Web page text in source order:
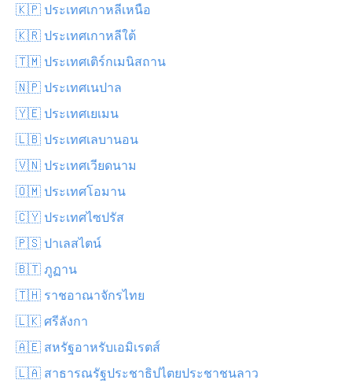
🇰🇵 ประเทศเกาหลีเหนือ
🇰🇷 ประเทศเกาหลีใต้
🇹🇲 ประเทศเติร์กเมนิสถาน
🇳🇵 ประเทศเนปาล
🇾🇪 ประเทศเยเมน
🇱🇧 ประเทศเลบานอน
🇻🇳 ประเทศเวียดนาม
🇴🇲 ประเทศโอมาน
🇨🇾 ประเทศไซปรัส
🇵🇸 ปาเลสไตน์
🇧🇹 ภูฏาน
🇹🇭 ราชอาณาจักรไทย
🇱🇰 ศรีลังกา
🇦🇪 สหรัฐอาหรับเอมิเรตส์
🇱🇦 สาธารณรัฐประชาธิปไตยประชาชนลาว